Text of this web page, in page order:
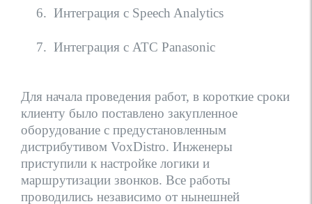
6. Интеграция с Speech Analytics
7. Интеграция с АТС Panasonic
Для начала проведения работ, в короткие сроки
клиенту было поставлено закупленное
оборудование с предустановленным
дистрибутивом VoxDistro. Инженеры
приступили к настройке логики и
маршрутизации звонков. Все работы
проводились независимо от нынешней